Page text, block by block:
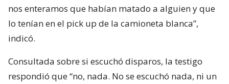
nos enteramos que habían matado a alguien y que
lo tenían en el pick up de la camioneta blanca”,
indicó.
Consultada sobre si escuchó disparos, la testigo
respondió que “no, nada. No se escuchó nada, ni un